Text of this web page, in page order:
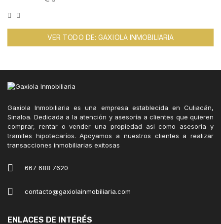
VER TODO DE: GAXIOLA INMOBILIARIA
Gaxiola Inmobiliaria es una empresa establecida en Culiacán,
Sinaloa. Dedicada a la atención y asesoría a clientes que quieren
comprar, rentar o vender una propiedad asi como asesoría y
tramites hipotecaríos. Apoyamos a nuestros clientes a realizar
transacciones inmobiliarias exitosas
667 688 7620
contacto@gaxiolainmobiliaria.com
ENLACES DE INTERÉS